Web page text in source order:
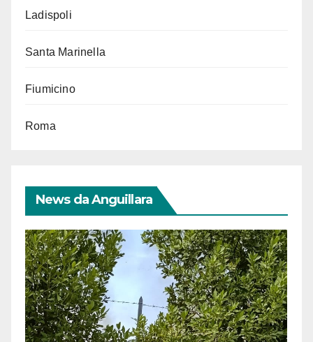
Ladispoli
Santa Marinella
Fiumicino
Roma
News da Anguillara